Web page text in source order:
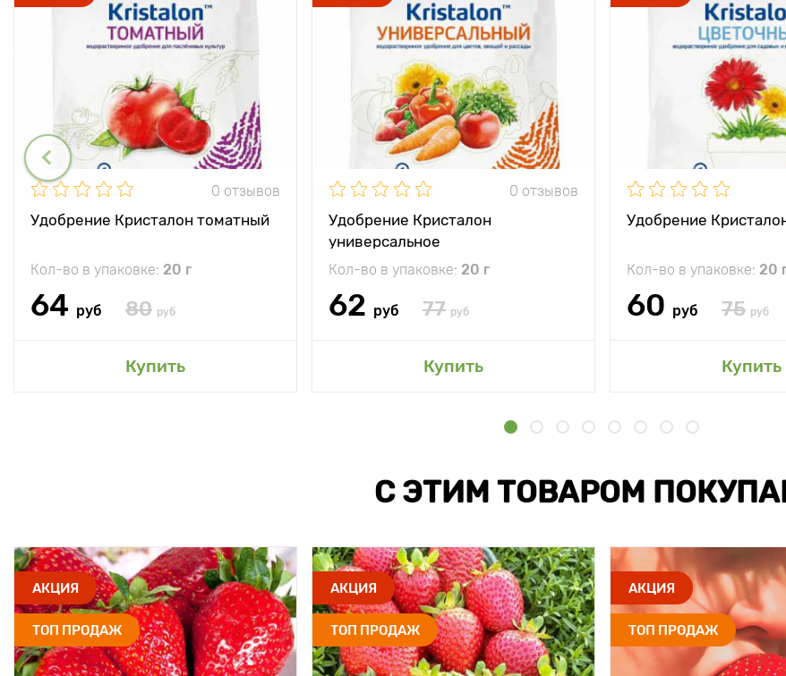
0 отзывов
Удобрение Кристалон томатный
Кол-во в упаковке: 20 г
64 руб 80 руб
Купить
0 отзывов
Удобрение Кристалон
универсальное
Кол-во в упаковке: 20 г
62 руб 77 руб
Купить
Удобрение
Кол-во в упаковке: 20
60 руб 75 руб
Купить
С ЭТИМ ТОВАРОМ
АКЦИЯ
ТОП ПРОДАЖ
АКЦИЯ
ТОП ПРОДАЖ
АКЦИЯ
ТОП ПРОДАЖ